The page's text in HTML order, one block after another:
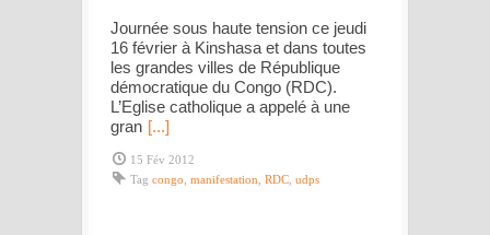
Journée sous haute tension ce jeudi
16 février à Kinshasa et dans toutes
les grandes villes de République
démocratique du Congo (RDC).
L’Eglise catholique a appelé à une
gran [...]
15 Fév 2012
Tag congo manifestation RDC udps